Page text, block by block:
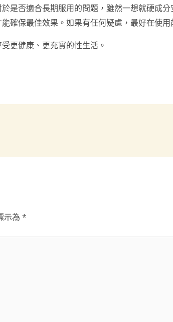
是否適合長期服用的問題，雖然一想就硬成
確保最佳效果。如果有任何疑慮，最好在使用
更健康、更充實的性生活。
示為 *